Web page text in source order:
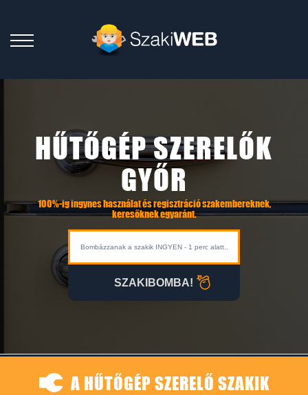
HŰTŐGÉP SZERELŐK
GYŐR
100%-ig ingynes használat és regisztráció szakembereknek,
keresőknek egyaránt.
SZAKIBOMBA!
A HŰTŐGÉP SZERELŐ SZAKIK